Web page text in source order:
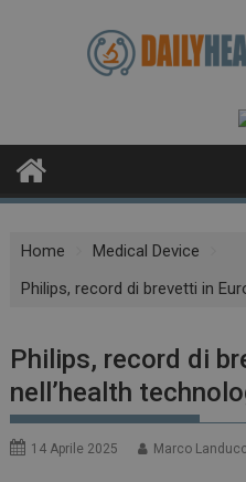
Home
Medical Device
Philips, record di brevetti in
Philips, record di
nell’health
14 Aprile 2025 Marco